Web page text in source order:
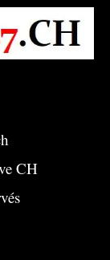
CH